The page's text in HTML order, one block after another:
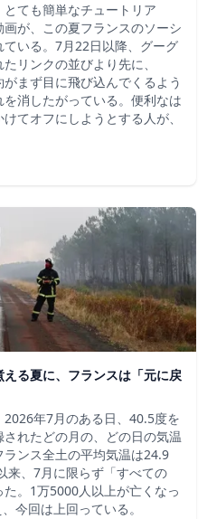
とても簡単なチュートリア
が、この夏フランスのソーシ
いる。7月22日以降、グーグ
リンクの並びより先に、
まず目に飛び込んでくるよう
消したがっている。便利なは
てオフにしようとする人が、
る夏に、フランスは「元に戻
年7月のある日、40.5度を
れたどの月の、どの日の気温
ンス全土の平均気温は24.9
来、7月に限らず「すべての
。1万5000人以上が亡くなっ
今回は上回っている。